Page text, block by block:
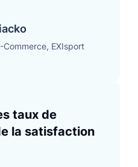
Commerce, EXIsport
taux de
la satisfaction